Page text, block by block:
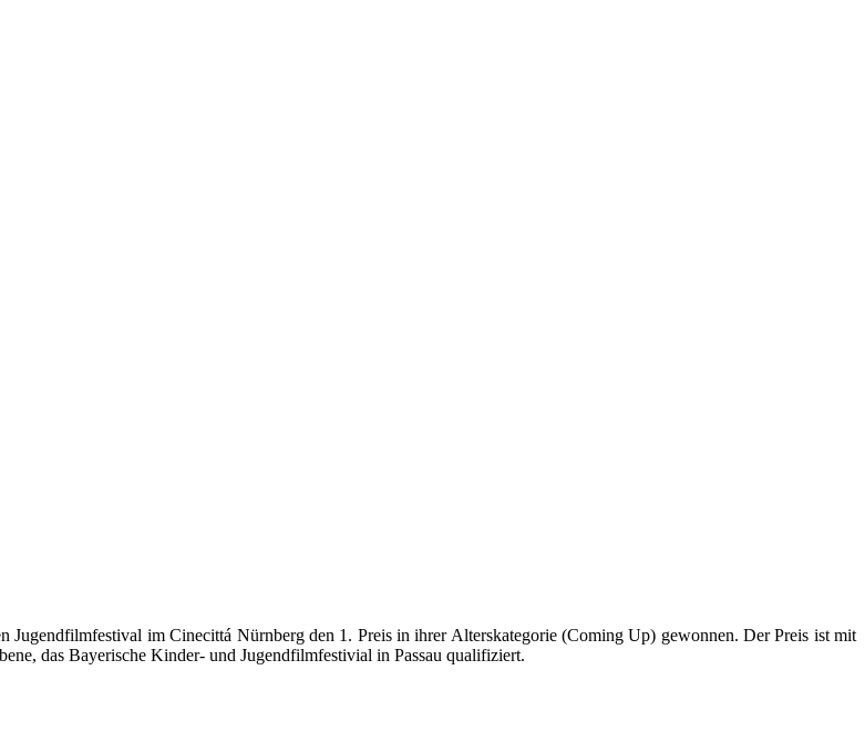
im Cinecittá Nürnberg den 1. Preis in ihrer Alterskategorie (Coming Up) gewonnen. Der Preis ist mit
das Bayerische Kinder- und Jugendfilmfestivial in Passau qualifiziert.